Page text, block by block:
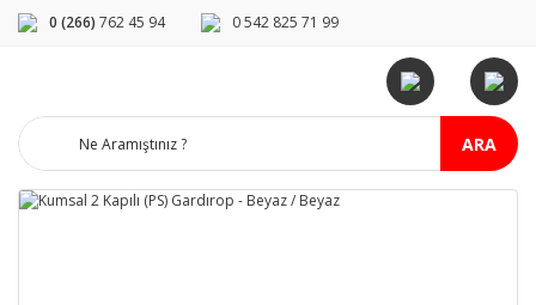
0 (266) 762 45 94 0 542 825 71 99
ARA